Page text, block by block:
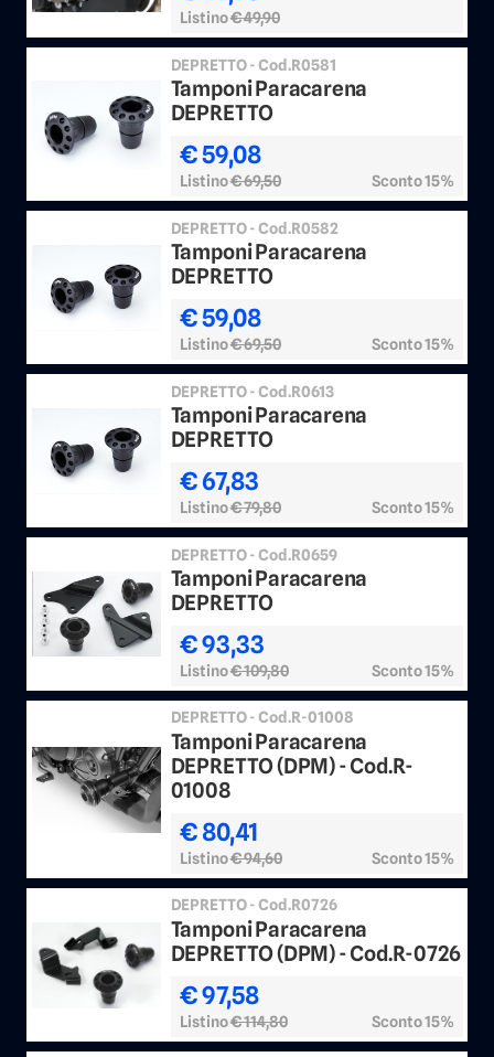
Listino€ 49,90
DEPRETTO - Cod.R0581
Tamponi Paracarena
DEPRETTO
€ 59,08
Listino€ 69,50 Sconto 15%
DEPRETTO - Cod.R0582
Tamponi Paracarena
DEPRETTO
€ 59,08
Listino€ 69,50 Sconto 15%
DEPRETTO - Cod.R0613
Tamponi Paracarena
DEPRETTO
€ 67,83
Listino€ 79,80 Sconto 15%
DEPRETTO - Cod.R0659
Tamponi Paracarena
DEPRETTO
€ 93,33
Listino€ 109,80 Sconto 15%
DEPRETTO - Cod.R-01008
Tamponi Paracarena
DEPRETTO (DPM) - Cod.R-
01008
€ 80,41
Listino€ 94,60 Sconto 15%
DEPRETTO - Cod.R0726
Tamponi Paracarena
DEPRETTO (DPM) - Cod.R-0726
€ 97,58
Listino€ 114,80 Sconto 15%